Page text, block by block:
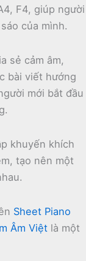
F4, giúp người
của mình.
sẻ cảm âm,
bài viết hướng
mới bắt đầu
khuyến khích
tạo nên một
Sheet Piano
Âm Việt là một